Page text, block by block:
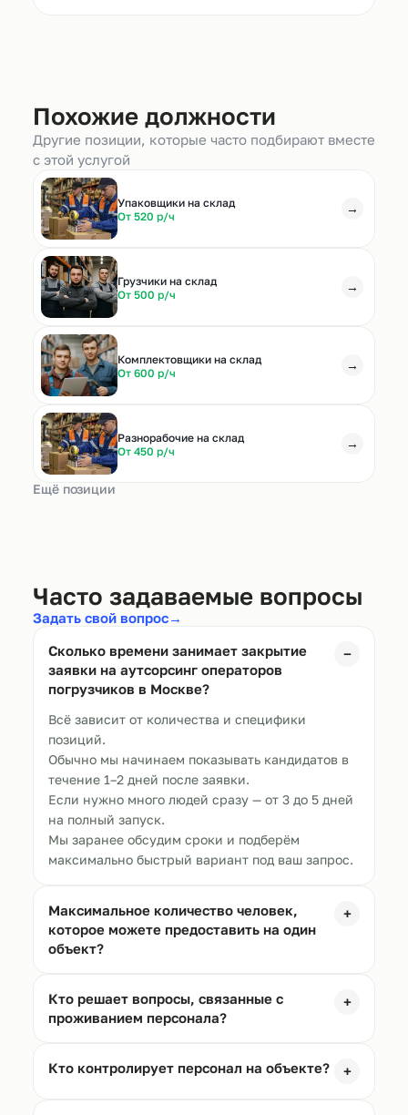
Похожие должности
Другие позиции, которые часто подбирают вместе
с этой услугой
Упаковщики на склад
От 520 р/ч
→
Грузчики на склад
От 500 р/ч
→
Комплектовщики на склад
От 600 р/ч
→
Разнорабочие на склад
От 450 р/ч
→
Ещё позиции
Часто задаваемые вопросы
Задать свой вопрос→
Сколько времени занимает закрытие
заявки на аутсорсинг операторов
погрузчиков в Москве?
−
Всё зависит от количества и специфики
позиций.
Обычно мы начинаем показывать кандидатов в
течение 1–2 дней после заявки.
Если нужно много людей сразу — от 3 до 5 дней
на полный запуск.
Мы заранее обсудим сроки и подберём
максимально быстрый вариант под ваш запрос.
Максимальное количество человек,
которое можете предоставить на один
объект?
+
Кто решает вопросы, связанные с
проживанием персонала?
+
Кто контролирует персонал на объекте? +